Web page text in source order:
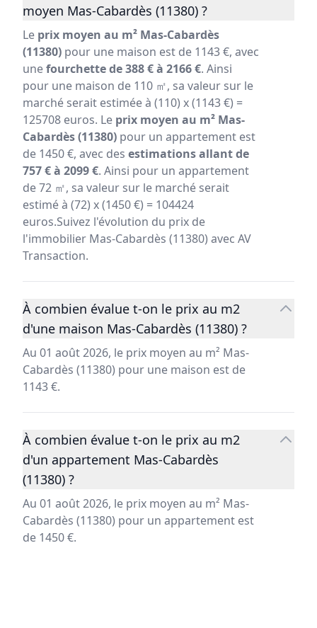
moyen Mas-Cabardès (11380) ?
Le prix moyen au m² Mas-Cabardès
(11380) pour une maison est de 1143 €, avec
unefourchette de 388 € à 2166 €. Ainsi
pour une maison de 110 ㎡, sa valeur sur le
marché serait estimée à (110) x (1143 €) =
125708 euros. Le prix moyen au m² Mas-
Cabardès (11380) pour un appartement est
de 1450 €, avec des estimations allant de
757 € à 2099 €. Ainsi pour un appartement
de 72 ㎡, sa valeur sur le marché serait
estimé à (72) x (1450 €) = 104424
euros.Suivez l'évolution du prix de
l'immobilier Mas-Cabardès (11380) avec AV
Transaction.
À combien évalue t-on le prix au m2
d'une maison Mas-Cabardès (11380) ?
Au 01 août 2026, le prix moyen au m² Mas-
Cabardès (11380) pour une maison est de
1143 €.
À combien évalue t-on le prix au m2
d'un appartement Mas-Cabardès
(11380) ?
Au 01 août 2026, le prix moyen au m² Mas-
Cabardès (11380) pour un appartement est
de 1450 €.